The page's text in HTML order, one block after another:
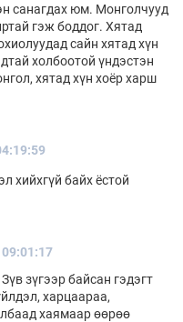
санагдах юм. Монголчууд
гэж боддог. Хятад
сайн хятад хүн
холбоотой үндэстэн
хятад хүн хоёр харш
хийхгүй байх ёстой
зүгээр байсан гэдэгт
харцаараа,
хаямаар өөрөө